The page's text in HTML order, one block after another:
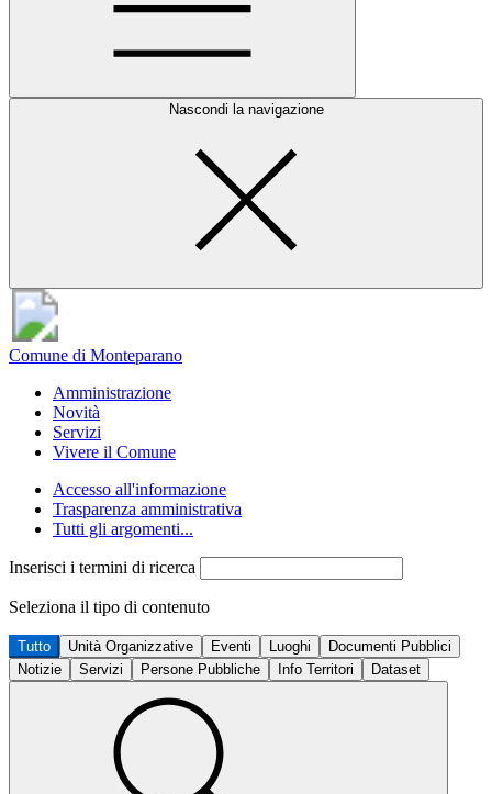
Nascondi la navigazione
Comune di Monteparano
Amministrazione
Novità
Servizi
Vivere il Comune
Accesso all'informazione
Trasparenza amministrativa
Tutti gli argomenti...
Inserisci i termini di ricerca
Seleziona il tipo di contenuto
Tutto Unità Organizzative Eventi Luoghi
Documenti Pubblici
Notizie
Servizi Persone Pubbliche Info Territori Dataset